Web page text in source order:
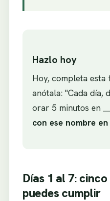
Hazlo hoy
Hoy, completa
anótala: "Cada día,
orar 5 minutos en
con ese nombre
Días 1 al 7:
puedes cumplir